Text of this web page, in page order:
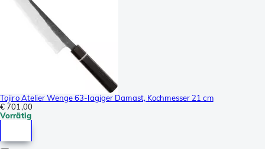
Tojiro Atelier Wenge 63-lagiger Damast, Kochmesser 21 cm
€ 701,00
Vorrätig